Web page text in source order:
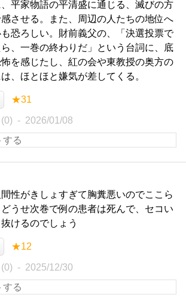
平家物語の平清盛に通じる、滅びの方
させる。また、周辺の人たちの地位へ
恐ろしい。財前義父の、「決選投票で
、一巻の終わりだ」という台詞に、底
を感じたし、紅の会や東教授の奥方の
、ほとほと嫌気が差してくる。
★31
2026/01/08
性がきしょすぎて胸糞悪いのでここら
うせ次巻で例の患者は死んで、セコい
けるのでしょう
★12
2025/12/30